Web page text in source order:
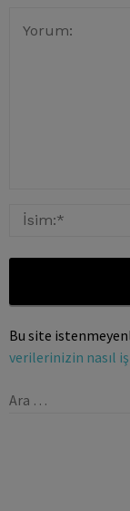
Bu site
verilerinizin nasıl
Arama: